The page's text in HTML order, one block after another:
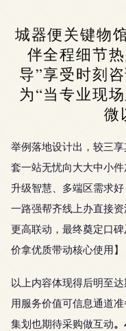
城器便关键物
伴全程细节
导”享受时刻
为“当专业现
微
举例落地设计出，较三
套一站无忧向大大中小
升级智慧、多端区需求
一路强帮齐线上办直接
更高联动，最终奠定口
价拿优质带动核心使用】
以上内容体现得后明至
用服务价值可信息通道
集划也期待采购做互动